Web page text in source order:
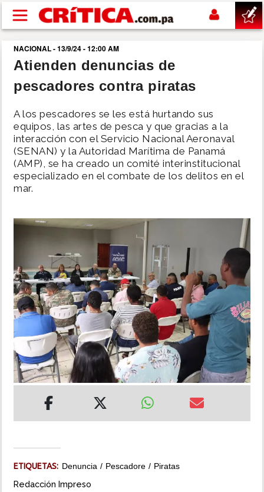
Pasar al contenido principal
buscar
SUCESOS
NACIONAL
POLÍTICA
SHOW
DEPORTES
INSÓLITAS
MULTIMEDIA
IMPRESO
NACIONAL - 13/9/24 - 12:00 AM
Atienden denuncias de
pescadores contra piratas
A los pescadores se les está hurtando sus
equipos, las artes de pesca y que gracias a la
interacción con el Servicio Nacional Aeronaval
(SENAN) y la Autoridad Marítima de Panamá
(AMP), se ha creado un comité interinstitucional
especializado en el combate de los delitos en el
mar.
ETIQUETAS: Denuncia Pescadore Piratas
Redacción Impreso